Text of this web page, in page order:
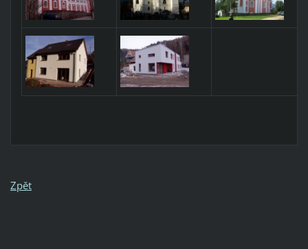
Zpět